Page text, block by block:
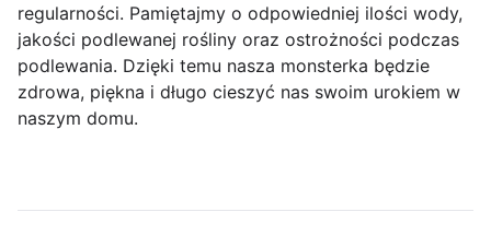
regularności. Pamiętajmy o odpowiedniej ilości wody,
jakości podlewanej rośliny oraz ostrożności podczas
podlewania. Dzięki temu nasza monsterka będzie
zdrowa, piękna i długo cieszyć nas swoim urokiem w
naszym domu.